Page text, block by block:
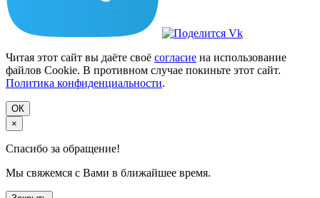
Читая этот сайт вы даёте своё согласие на использование
файлов Cookie. В противном случае покиньте этот сайт.
Политика конфиденциальности.
ОК
×
Спасибо за обращение!
Мы свяжемся с Вами в ближайшее время.